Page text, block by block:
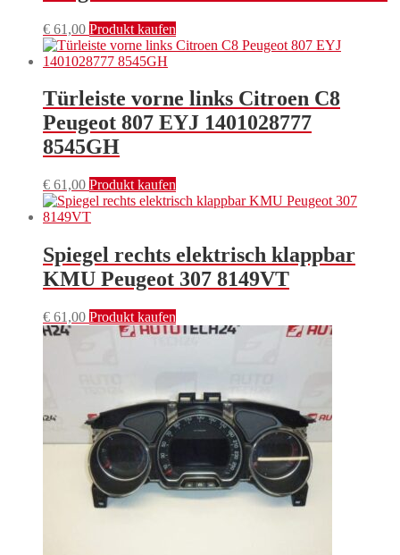
€ 61,00 Produkt kaufen
Türleiste vorne links Citroen C8
Peugeot 807 EYJ 1401028777
8545GH
€ 61,00 Produkt kaufen
Spiegel rechts elektrisch klappbar
KMU Peugeot 307 8149VT
€ 61,00 Produkt kaufen